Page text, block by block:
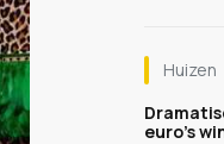
Huizen
euro's